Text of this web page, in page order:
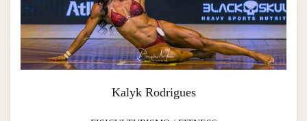
Kalyk Rodrigues